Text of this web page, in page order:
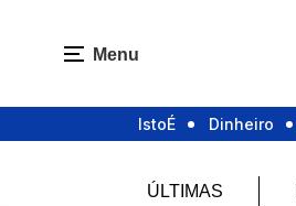
Menu
IstoÉ Dinheiro
ÚLTIMAS